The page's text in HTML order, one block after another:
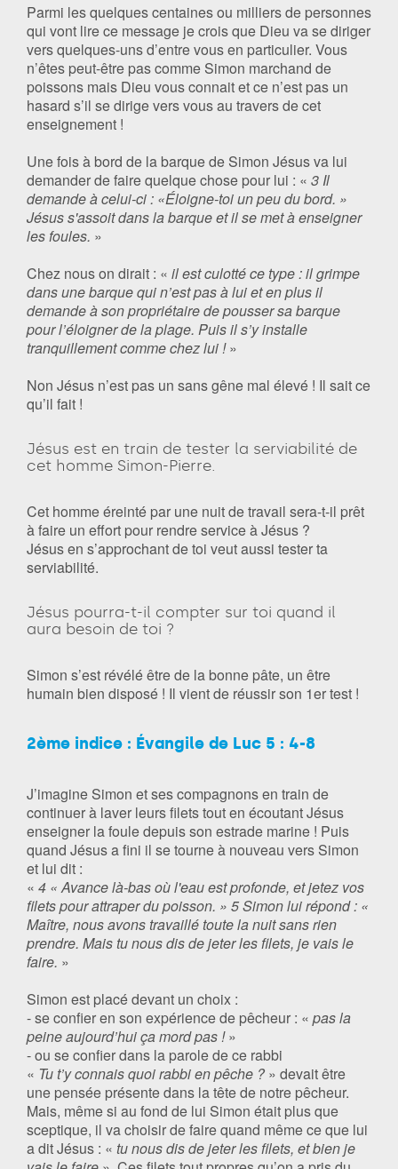
Parmi les quelques centaines ou milliers de personnes
qui vont lire ce message je crois que Dieu va se diriger
vers quelques-uns d’entre vous en particulier. Vous
n’êtes peut-être pas comme Simon marchand de
poissons mais Dieu vous connait et ce n’est pas un
hasard s’il se dirige vers vous au travers de cet
enseignement !
Une fois à bord de la barque de Simon Jésus va lui
demander de faire quelque chose pour lui : « 3 Il
demande à celui-ci : «Éloigne-toi un peu du bord. »
Jésus s'assoit dans la barque et il se met à enseigner
les foules. »
Chez nous on dirait : « il est culotté ce type : il grimpe
dans une barque qui n’est pas à lui et en plus il
demande à son propriétaire de pousser sa barque
pour l’éloigner de la plage. Puis il s’y installe
tranquillement comme chez lui !»
Non Jésus n’est pas un sans gêne mal élevé ! Il sait ce
qu’il fait !
Jésus est en train de tester la serviabilité de
cet homme Simon-Pierre.
Cet homme éreinté par une nuit de travail sera-t-il prêt
à faire un effort pour rendre service à Jésus ?
Jésus en s’approchant de toi veut aussi tester ta
serviabilité.
Jésus pourra-t-il compter sur toi quand il
aura besoin de toi ?
Simon s’est révélé être de la bonne pâte, un être
humain bien disposé ! Il vient de réussir son 1er test !
2ème indice : Évangile de Luc 5 : 4-8
J’imagine Simon et ses compagnons en train de
continuer à laver leurs filets tout en écoutant Jésus
enseigner la foule depuis son estrade marine ! Puis
quand Jésus a fini il se tourne à nouveau vers Simon
et lui dit :
« 4 « Avance là-bas où l'eau est profonde, et jetez vos
filets pour attraper du poisson. » 5 Simon lui répond : «
Maître, nous avons travaillé toute la nuit sans rien
prendre. Mais tu nous dis de jeter les filets, je vais le
faire. »
Simon est placé devant un choix :
- se confier en son expérience de pêcheur : « pas la
peine aujourd’hui ça mord pas !»
- ou se confier dans la parole de ce rabbi
« Tu t’y connais quoi rabbi en pêche ? » devait être
une pensée présente dans la tête de notre pêcheur.
Mais, même si au fond de lui Simon était plus que
sceptique, il va choisir de faire quand même ce que lui
a dit Jésus : « tu nous dis de jeter les filets, et bien je